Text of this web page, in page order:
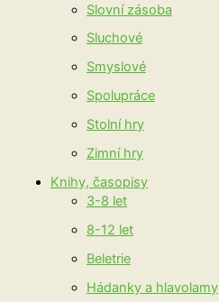
Slovní zásoba
Sluchové
Smyslové
Spolupráce
Stolní hry
Zimní hry
Knihy, časopisy
3-8 let
8-12 let
Beletrie
Hádanky a hlavolamy